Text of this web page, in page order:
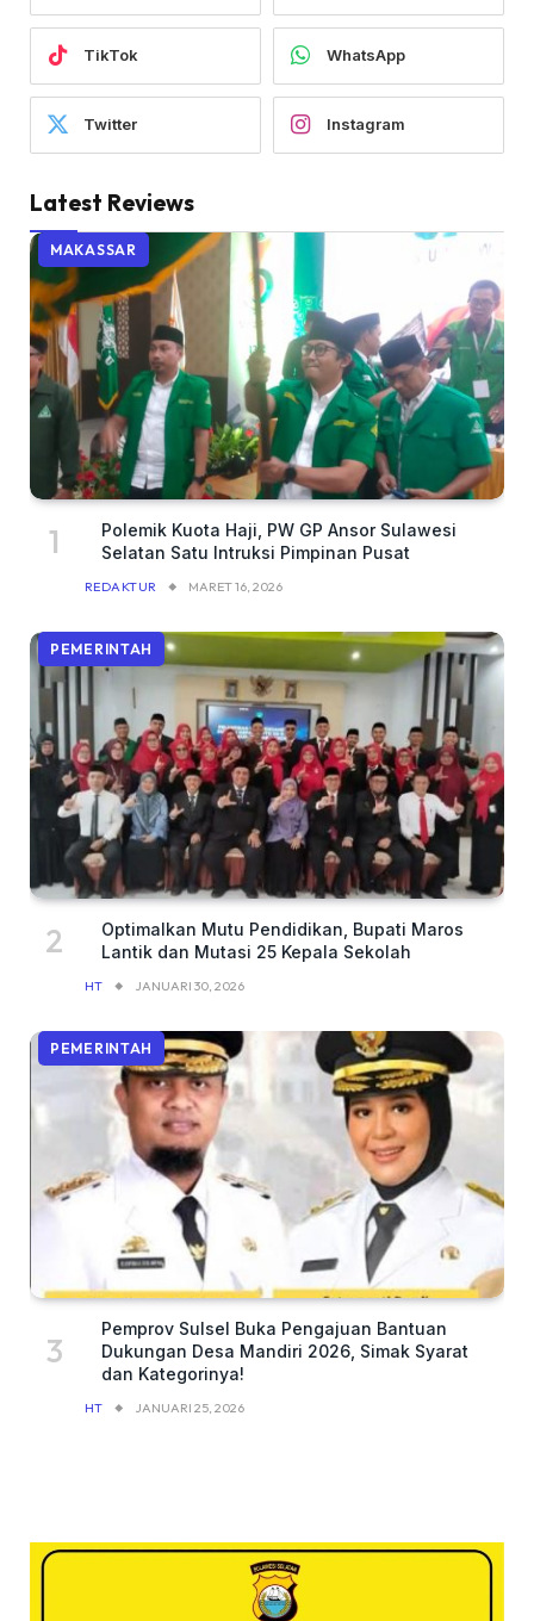
TikTok WhatsApp
Twitter Instagram
Latest Reviews
MAKASSAR
Polemik Kuota Haji, PW GP Ansor Sulawesi
Selatan Satu Intruksi Pimpinan Pusat
REDAKTUR MARET 16, 2026
PEMERINTAH
Optimalkan Mutu Pendidikan, Bupati Maros
Lantik dan Mutasi 25 Kepala Sekolah
HT JANUARI 30, 2026
PEMERINTAH
Pemprov Sulsel Buka Pengajuan Bantuan
Dukungan Desa Mandiri 2026, Simak Syarat
dan Kategorinya!
HT JANUARI 25, 2026